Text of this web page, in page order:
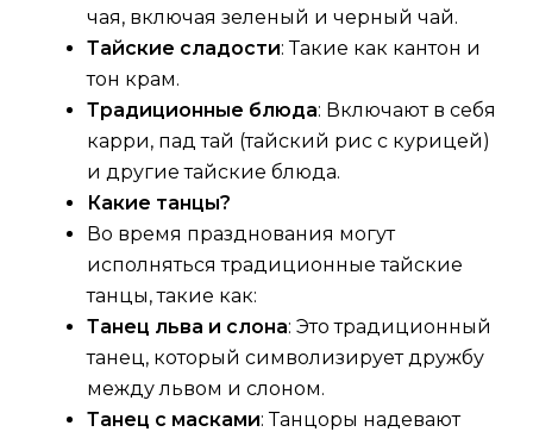
чая, включая зеленый и черный чай.
Тайские сладости: Такие как кантон и
тон крам.
Традиционные блюда: Включают в себя
карри, пад тай (тайский рис с курицей)
и другие тайские блюда.
Какие танцы?
Во время празднования могут
исполняться традиционные тайские
танцы, такие как:
Танец льва и слона: Это традиционный
танец, который символизирует дружбу
между львом и слоном.
Танец с масками: Танцоры надевают